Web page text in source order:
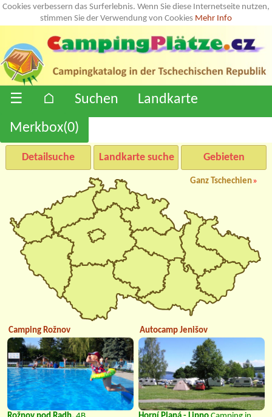
Cookies verbessern das Surferlebnis. Wenn Sie diese Internetseite nutzen,
stimmen Sie der Verwendung von Cookies Mehr Info
☰ ⌂ Suchen
Landkarte
Merkbox(0)
Detailsuche Landkarte suche Gebieten
Ganz Tschechien»
Camping Rožnov Autocamp Jenišov